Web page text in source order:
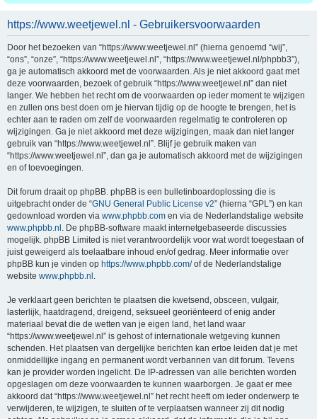
https://www.weetjewel.nl - Gebruikersvoorwaarden
Door het bezoeken van “https://www.weetjewel.nl” (hierna genoemd “wij”,
“ons”, “onze”, “https://www.weetjewel.nl”, “https://www.weetjewel.nl/phpbb3”),
ga je automatisch akkoord met de voorwaarden. Als je niet akkoord gaat met
deze voorwaarden, bezoek of gebruik “https://www.weetjewel.nl” dan niet
langer. We hebben het recht om de voorwaarden op ieder moment te wijzigen
en zullen ons best doen om je hiervan tijdig op de hoogte te brengen, het is
echter aan te raden om zelf de voorwaarden regelmatig te controleren op
wijzigingen. Ga je niet akkoord met deze wijzigingen, maak dan niet langer
gebruik van “https://www.weetjewel.nl”. Blijf je gebruik maken van
“https://www.weetjewel.nl”, dan ga je automatisch akkoord met de wijzigingen
en of toevoegingen.
Dit forum draait op phpBB. phpBB is een bulletinboardoplossing die is
uitgebracht onder de “GNU General Public License v2” (hierna “GPL”) en kan
gedownload worden via www.phpbb.com en via de Nederlandstalige website
www.phpbb.nl . De phpBB-software maakt internetgebaseerde discussies
mogelijk. phpBB Limited is niet verantwoordelijk voor wat wordt toegestaan of
juist geweigerd als toelaatbare inhoud en/of gedrag. Meer informatie over
phpBB kun je vinden op https://www.phpbb.com/of de Nederlandstalige
website www.phpbb.nl .
Je verklaart geen berichten te plaatsen die kwetsend, obsceen, vulgair,
lasterlijk, haatdragend, dreigend, seksueel georiënteerd of enig ander
materiaal bevat die de wetten van je eigen land, het land waar
“https://www.weetjewel.nl” is gehost of internationale wetgeving kunnen
schenden. Het plaatsen van dergelijke berichten kan ertoe leiden dat je met
onmiddellijke ingang en permanent wordt verbannen van dit forum. Tevens
kan je provider worden ingelicht. De IP-adressen van alle berichten worden
opgeslagen om deze voorwaarden te kunnen waarborgen. Je gaat er mee
akkoord dat “https://www.weetjewel.nl” het recht heeft om ieder onderwerp te
verwijderen, te wijzigen, te sluiten of te verplaatsen wanneer zij dit nodig